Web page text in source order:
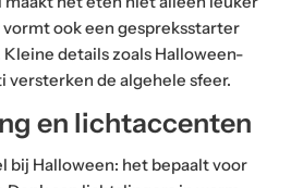
ook een gespreksstarter
details zoals Halloween-
de algehele sfeer.
en lichtaccenten
bij Halloween: het bepaalt voor